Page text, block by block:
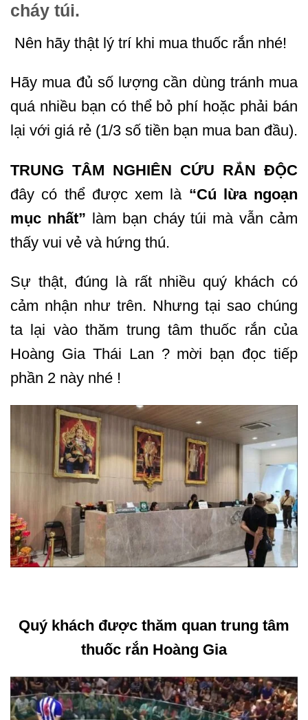
cháy túi.
Nên hãy thật lý trí khi mua thuốc rắn nhé!
Hãy mua đủ số lượng cần dùng tránh mua
quá nhiều bạn có thể bỏ phí hoặc phải bán
lại với giá rẻ (1/3 số tiền bạn mua ban đầu).
TRUNG TÂM NGHIÊN CỨU RẮN ĐỘC
đây có thể được xem là “Cú lừa ngoạn
mục nhất” làm bạn cháy túi mà vẫn cảm
thấy vui vẻ và hứng thú.
Sự thật, đúng là rất nhiều quý khách có
cảm nhận như trên. Nhưng tại sao chúng
ta lại vào thăm trung tâm thuốc rắn của
Hoàng Gia Thái Lan ? mời bạn đọc tiếp
phần 2 này nhé !
Quý khách được thăm quan trung tâm
thuốc rắn Hoàng Gia